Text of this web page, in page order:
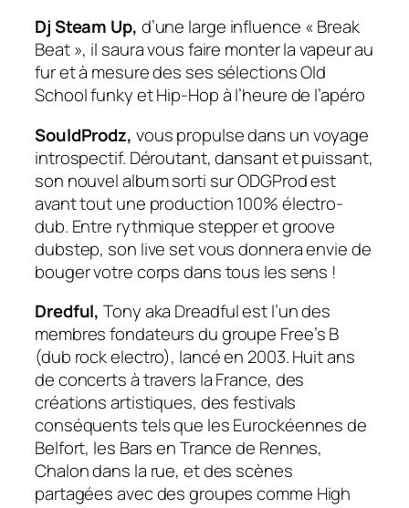
Dj Steam Up, d’une large influence « Break
Beat », il saura vous faire monter la vapeur au
fur et à mesure des ses sélections Old
School funky et Hip-Hop à l’heure de l’apéro
SouldProdz, vous propulse dans un voyage
introspectif. Déroutant, dansant et puissant,
son nouvel album sorti sur ODGProd est
avant tout une production 100% électro-
dub. Entre rythmique stepper et groove
dubstep, son live set vous donnera envie de
bouger votre corps dans tous les sens !
Dredful, Tony aka Dreadful est l’un des
membres fondateurs du groupe Free’s B
(dub rock electro), lancé en 2003. Huit ans
de concerts à travers la France, des
créations artistiques, des festivals
conséquents tels que les Eurockéennes de
Belfort, les Bars en Trance de Rennes,
Chalon dans la rue, et des scènes
partagées avec des groupes comme High